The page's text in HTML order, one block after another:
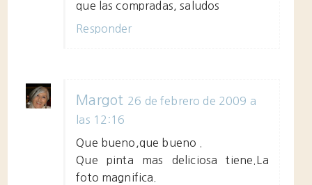
que las compradas, saludos
Responder
Margot 26 de febrero de 2009 a
las 12:16
Que bueno,que bueno .
Que pinta mas deliciosa tiene.La
foto magnifica.